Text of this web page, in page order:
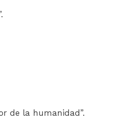
de la humanidad”.